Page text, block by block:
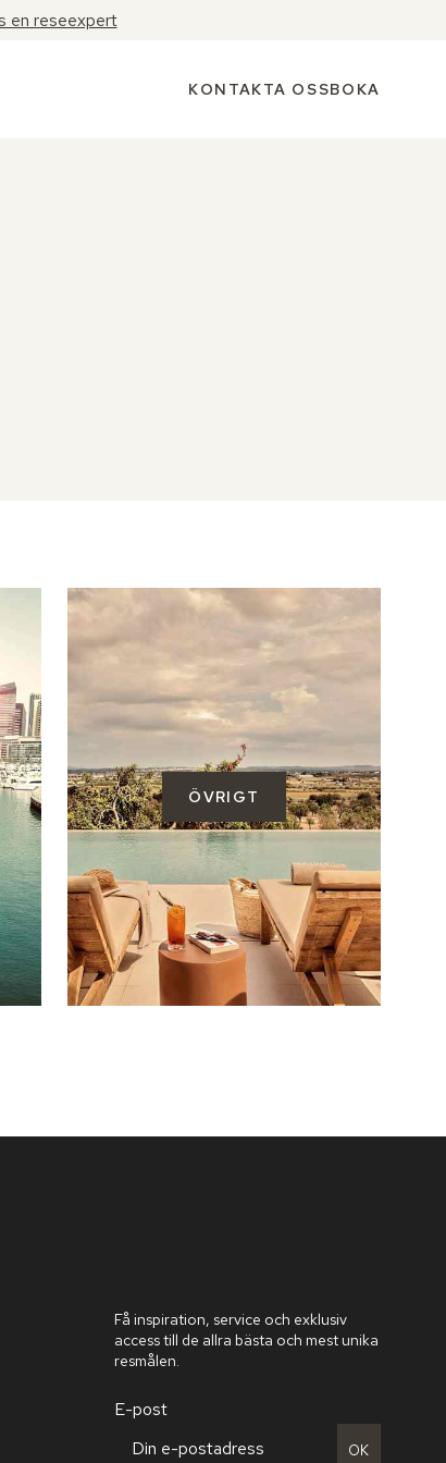
en reseexpert
KONTAKTA OSSBOKA
ÖVRIGT
Få inspiration, service och exklusiv
access till de allra bästa och mest unika
resmålen.
E-post
OK